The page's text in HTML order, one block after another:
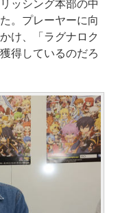
ッシング本部の中
。プレーヤーに向
け、「ラグナロク
得しているのだろ